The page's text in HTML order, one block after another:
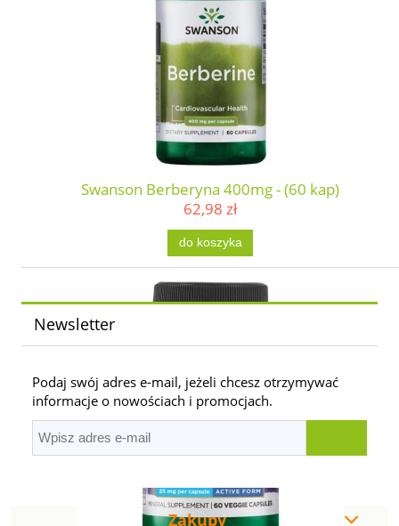
Swanson Berberyna 400mg - (60 kap)
62,98 zł
do koszyka
Newsletter
Podaj swój adres e-mail, jeżeli chcesz otrzymywać
informacje o nowościach i promocjach.
Zakupy